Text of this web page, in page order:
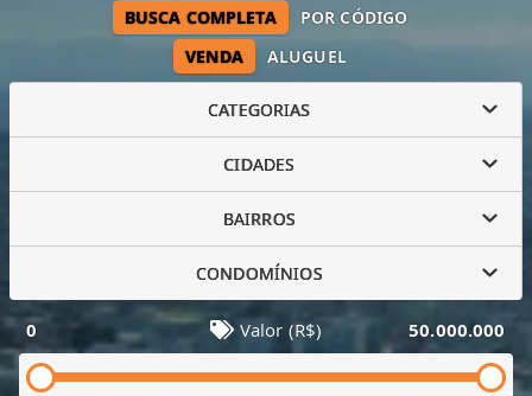
VENDA ALUGUEL
BUSCA COMPLETA POR CÓDIGO
CATEGORIAS
CIDADES
BAIRROS
CONDOMÍNIOS
0 Valor (R$) 50.000.000